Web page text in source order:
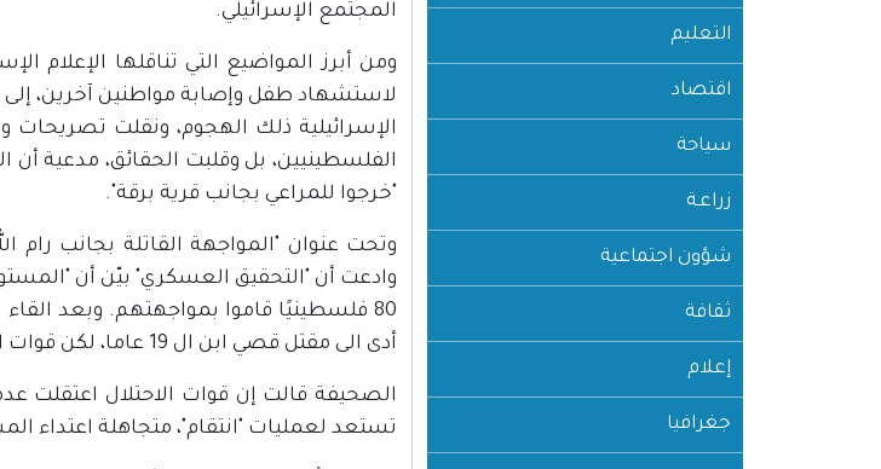
التعليم
اقتصاد
سياحة
زراعـة
شؤون اجتماعية
ثقافة
إعلام
جغرافيا
المجتمع الإسرائيلي.
ومن أبرز المواضيع التي تناقلها الإعلام
لاستشهاد طفل وإصابة مواطنين آخرين،
الإسرائيلية ذلك الهجوم، ونقلت تصريحات
الفلسطينيين، بل وقلبت الحقائق، مدعية
"خرجوا للمراعي بجانب قرية برقة".
وتحت عنوان "المواجهة القاتلة بجانب رام
وادعت أن "التحقيق العسكري" بيّن أن
80 فلسطينيًا قاموا بمواجهتهم. وبعد
أدى الى مقتل قصي ابن ال 19 عاما، لكن قوات الأمن لم يتواجدوا هناك".
الصحيفة قالت إن قوات الاحتلال اعتقلت
تستعد لعمليات "انتقام"، متجاهلة اعتداء